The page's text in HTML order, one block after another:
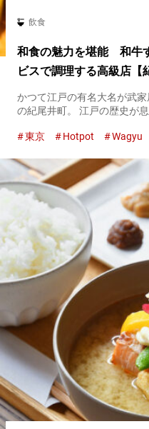
飲食
和食の魅力を堪能 和牛
ビスで調理する高級店【
かつて江戸の有名大名が武
の紀尾井町。 江戸の歴史が
ら紹介したいのが『紀尾井町
東京 Hotpot Wagyu